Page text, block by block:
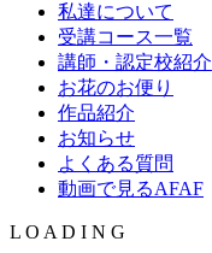
私達について
受講コース一覧
講師・認定校紹介
お花のお便り
作品紹介
お知らせ
よくある質問
動画で見るAFAF
L O A D I N G